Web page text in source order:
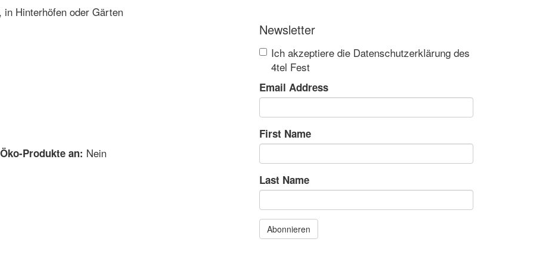
Hinterhöfen oder Gärten
Produkte an: Nein
Newsletter
Ich akzeptiere die Datenschutzerklärung des
4tel Fest
Email Address
First Name
Last Name
Abonnieren